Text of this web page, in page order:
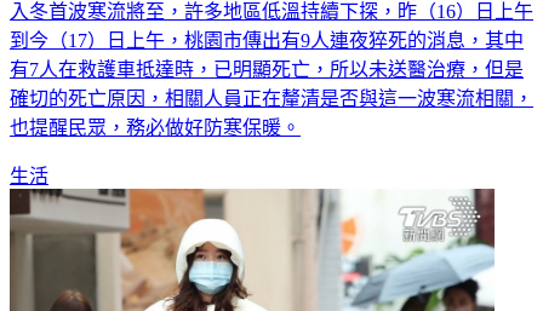
入冬首波寒流將至，許多地區低溫持續下探，昨（16）日上午
到今（17）日上午，桃園市傳出有9人連夜猝死的消息，其中
有7人在救護車抵達時，已明顯死亡，所以未送醫治療，但是
確切的死亡原因，相關人員正在釐清是否與這一波寒流相關，
也提醒民眾，務必做好防寒保暖。
生活